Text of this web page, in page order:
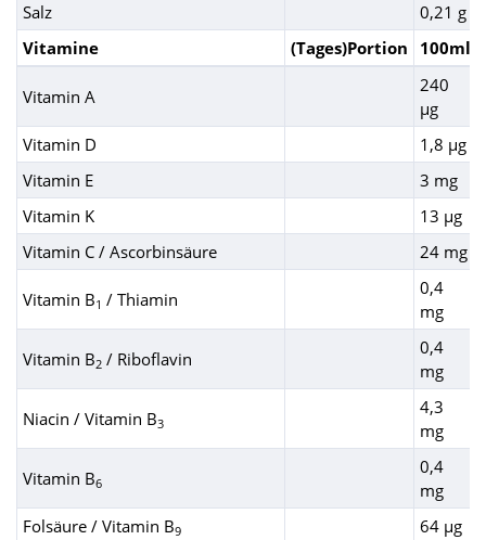
Salz
0,21 g
Vitamine
(Tages)Portion 100ml
Vitamin A
240
µg
Vitamin D
1,8 µg
Vitamin E
3 mg
Vitamin K
13 µg
Vitamin C / Ascorbinsäure
24 mg
Vitamin B1 / Thiamin
0,4
mg
Vitamin B2 / Riboflavin
0,4
mg
Niacin / Vitamin B3
4,3
mg
Vitamin B6
0,4
mg
Folsäure / Vitamin B9
64 µg